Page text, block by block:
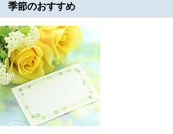
季節のおすすめ